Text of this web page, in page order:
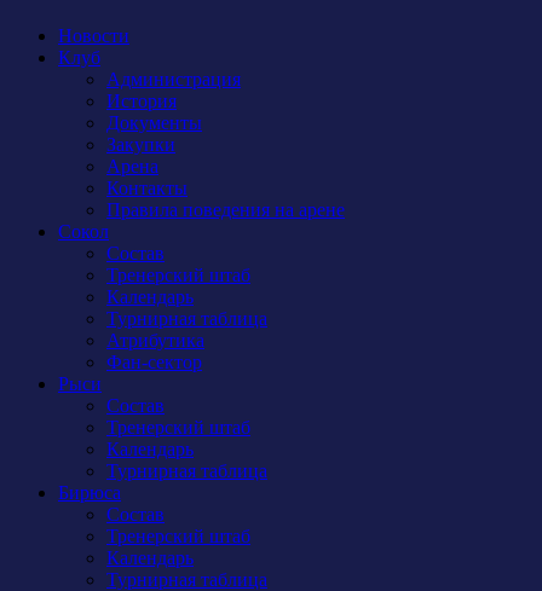
Новости
Клуб
Администрация
История
Документы
Закупки
Арена
Контакты
Правила поведения на арене
Сокол
Состав
Тренерский штаб
Календарь
Турнирная таблица
Атрибутика
Фан-сектор
Рыси
Состав
Тренерский штаб
Календарь
Турнирная таблица
Бирюса
Состав
Тренерский штаб
Календарь
Турнирная таблица